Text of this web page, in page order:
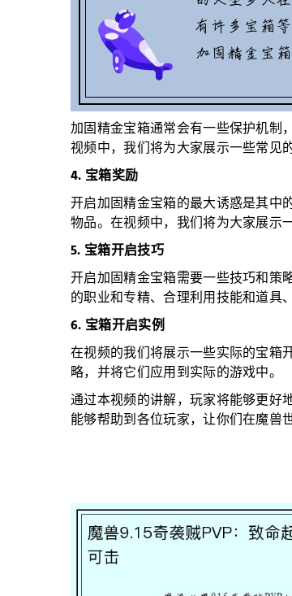
加固精金宝箱通常会有一些保护机制
视频中，我们将为大家展示一些常见
4. 宝箱奖励
开启加固精金宝箱的最大诱惑是其中
物品。在视频中，我们将为大家展示
5. 宝箱开启技巧
开启加固精金宝箱需要一些技巧和策
的职业和专精、合理利用技能和道具
6. 宝箱开启实例
在视频的我们将展示一些实际的宝箱
略，并将它们应用到实际的游戏中。
通过本视频的讲解，玩家将能够更好
能够帮助到各位玩家，让你们在魔兽